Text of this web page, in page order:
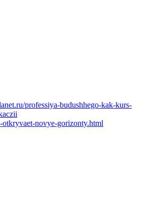
professiya-budushhego-kak-kurs-
novye-gorizonty.html